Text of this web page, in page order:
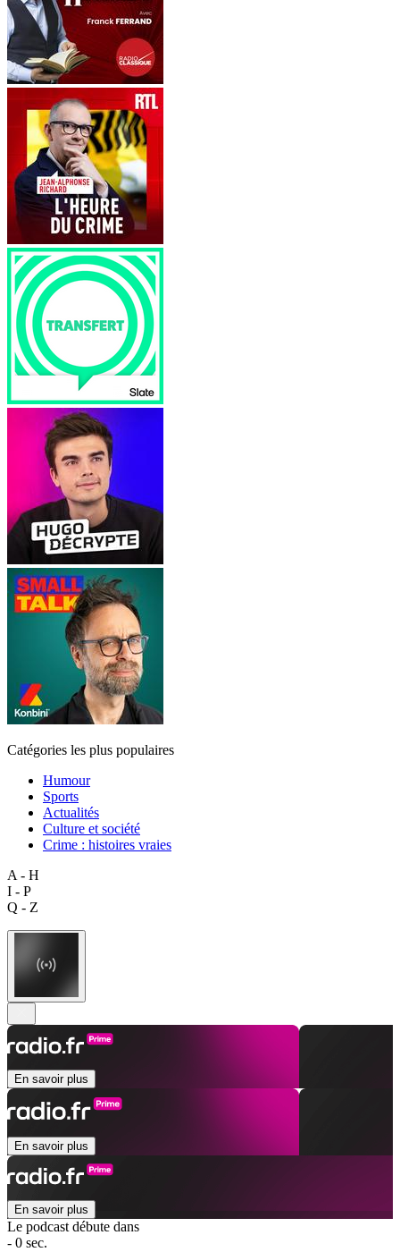
Catégories les plus populaires
Humour
Sports
Actualités
Culture et société
Crime : histoires vraies
A - H
I - P
Q - Z
En savoir plus
En savoir plus
En savoir plus
Le podcast débute dans
- 0 sec.